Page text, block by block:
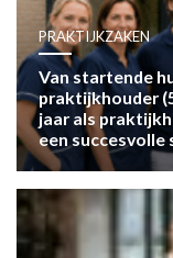
PRAKTIJKZAKEN
Van startende
praktijkhouder
jaar als
een succesvolle